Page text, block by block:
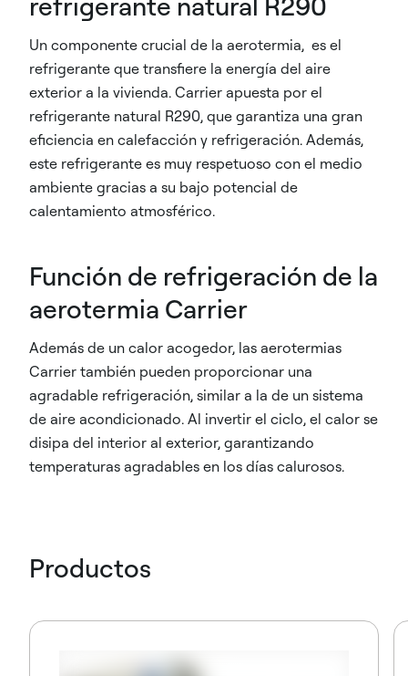
Un componente crucial de la aerotermia, es el
refrigerante que transfiere la energía del aire
exterior a la vivienda. Carrier apuesta por el
refrigerante natural R290, que garantiza una gran
eficiencia en calefacción y refrigeración. Además,
este refrigerante es muy respetuoso con el medio
ambiente gracias a su bajo potencial de
calentamiento atmosférico.
Función de refrigeración de la
aerotermia Carrier
Además de un calor acogedor, las aerotermias
Carrier también pueden proporcionar una
agradable refrigeración, similar a la de un sistema
de aire acondicionado. Al invertir el ciclo, el calor se
disipa del interior al exterior, garantizando
temperaturas agradables en los días calurosos.
Productos